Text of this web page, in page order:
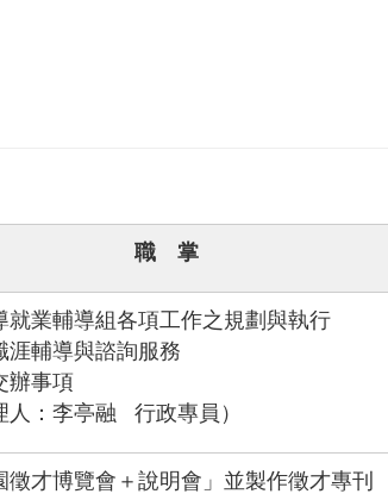
職 掌
就業輔導組各項工作之規劃與執行
涯輔導與諮詢服務
辦事項
人：李亭融 行政專員）
徵才博覽會＋說明會」並製作徵才專刊